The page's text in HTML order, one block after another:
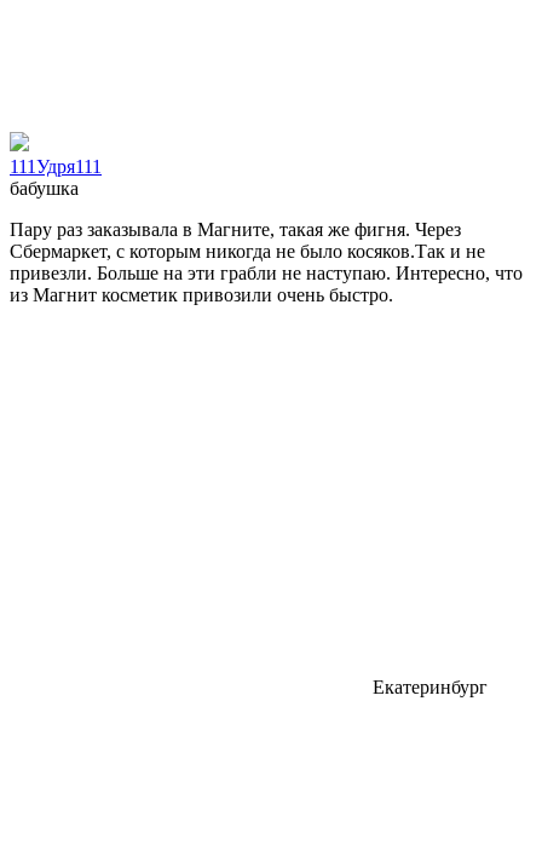
111Удря111
бабушка
Пару раз заказывала в Магните, такая же фигня. Через
Сбермаркет, с которым никогда не было косяков.Так и не
привезли. Больше на эти грабли не наступаю. Интересно, что
из Магнит косметик привозили очень быстро.
Екатеринбург